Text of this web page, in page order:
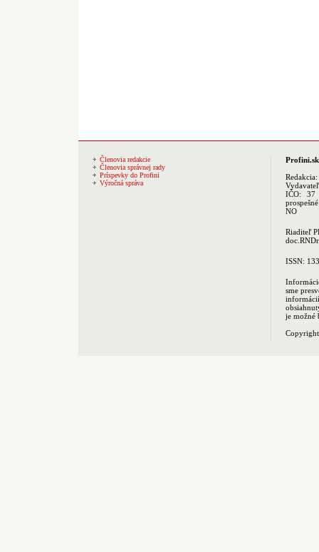
Členovia redakcie
Členovia správnej rady
Príspevky do Profini
Výročná správa
Profini.sk
Redakcia:
IČO: 37
NO
Riaditeľ
ISSN:
sme
je možné